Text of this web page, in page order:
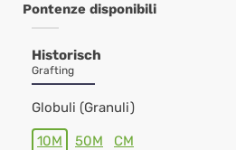
Pontenze disponibili
Historisch
Grafting
Globuli (Granuli)
10M 50M CM